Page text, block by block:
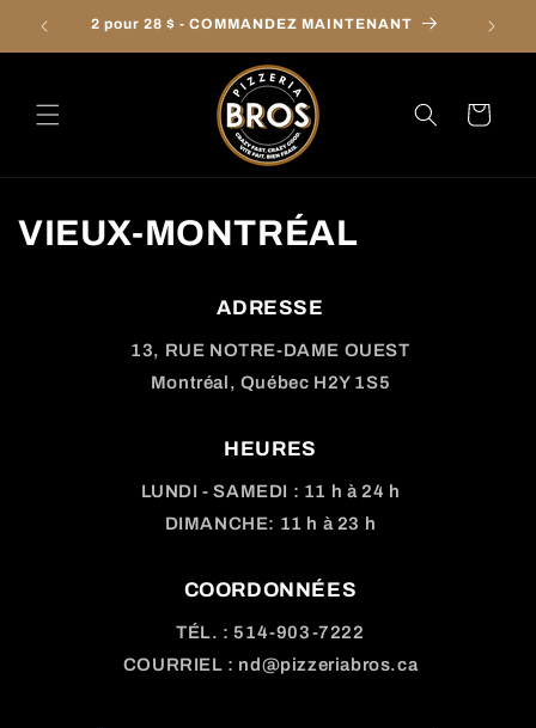
passer
au
2 pour 28 $ - COMMANDEZ MAINTENANT
Panier
VIEUX-MONTRÉAL
ADRESSE
13, RUE NOTRE-DAME OUEST
Montréal, Québec H2Y 1S5
HEURES
LUNDI - SAMEDI : 11 h à 24 h
DIMANCHE: 11 h à 23 h
COORDONNÉES
TÉL. : 514-903-7222
COURRIEL : nd@pizzeriabros.ca